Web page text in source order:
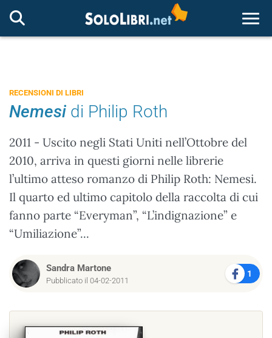
RECENSIONI DI LIBRI
Nemesi di Philip Roth
2011 - Uscito negli Stati Uniti nell’Ottobre del
2010, arriva in questi giorni nelle librerie
l’ultimo atteso romanzo di Philip Roth: Nemesi.
Il quarto ed ultimo capitolo della raccolta di cui
fanno parte “Everyman”, “L’indignazione” e
“Umiliazione”...
Sandra Martone
Pubblicato il 04-02-2011
1